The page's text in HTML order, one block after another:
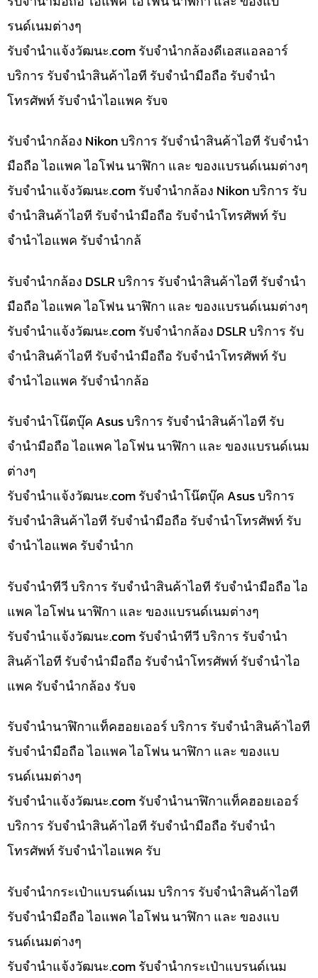
รนด์เนมต่างๆ
รับจํานําแจ้งวัฒนะ.com รับจำนำกล้องดีเอสแอลอาร์
บริการ รับจำนำสินค้าไอที รับจำนำมือถือ รับจำนำ
โทรศัพท์ รับจำนำไอแพค รับจ
รับจำนำกล้อง Nikon บริการ รับจำนำสินค้าไอที รับจำนำ
มือถือ ไอแพค ไอโฟน นาฬิกา และ ของแบรนด์เนมต่างๆ
รับจํานําแจ้งวัฒนะ.com รับจำนำกล้อง Nikon บริการ รับ
จำนำสินค้าไอที รับจำนำมือถือ รับจำนำโทรศัพท์ รับ
จำนำไอแพค รับจำนำกล้
รับจำนำกล้อง DSLR บริการ รับจำนำสินค้าไอที รับจำนำ
มือถือ ไอแพค ไอโฟน นาฬิกา และ ของแบรนด์เนมต่างๆ
รับจํานําแจ้งวัฒนะ.com รับจำนำกล้อง DSLR บริการ รับ
จำนำสินค้าไอที รับจำนำมือถือ รับจำนำโทรศัพท์ รับ
จำนำไอแพค รับจำนำกล้อ
รับจำนำโน๊ตบุ๊ค Asus บริการ รับจำนำสินค้าไอที รับ
จำนำมือถือ ไอแพค ไอโฟน นาฬิกา และ ของแบรนด์เนม
ต่างๆ
รับจํานําแจ้งวัฒนะ.com รับจำนำโน๊ตบุ๊ค Asus บริการ
รับจำนำสินค้าไอที รับจำนำมือถือ รับจำนำโทรศัพท์ รับ
จำนำไอแพค รับจำนำก
รับจำนำทีวี บริการ รับจำนำสินค้าไอที รับจำนำมือถือ ไอ
แพค ไอโฟน นาฬิกา และ ของแบรนด์เนมต่างๆ
รับจํานําแจ้งวัฒนะ.com รับจำนำทีวี บริการ รับจำนำ
สินค้าไอที รับจำนำมือถือ รับจำนำโทรศัพท์ รับจำนำไอ
แพค รับจำนำกล้อง รับจ
รับจำนำนาฬิกาแท็คฮอยเออร์ บริการ รับจำนำสินค้าไอที
รับจำนำมือถือ ไอแพค ไอโฟน นาฬิกา และ ของแบ
รนด์เนมต่างๆ
รับจํานําแจ้งวัฒนะ.com รับจำนำนาฬิกาแท็คฮอยเออร์
บริการ รับจำนำสินค้าไอที รับจำนำมือถือ รับจำนำ
โทรศัพท์ รับจำนำไอแพค รับ
รับจำนำกระเป๋าแบรนด์เนม บริการ รับจำนำสินค้าไอที
รับจำนำมือถือ ไอแพค ไอโฟน นาฬิกา และ ของแบ
รนด์เนมต่างๆ
รับจํานําแจ้งวัฒนะ.com รับจำนำกระเป๋าแบรนด์เนม